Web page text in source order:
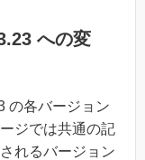
への変
の各バージョン
ジでは共通の記
れるバージョン